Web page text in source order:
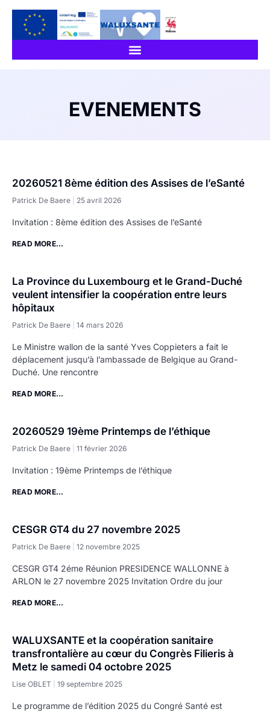
EVENEMENTS
20260521 8ème édition des Assises de l’eSanté
Patrick De Baere 25 avril 2026
Invitation : 8ème édition des Assises de l’eSanté
READ MORE...
La Province du Luxembourg et le Grand-Duché
veulent intensifier la coopération entre leurs
hôpitaux
Patrick De Baere 14 mars 2026
Le Ministre wallon de la santé Yves Coppieters a fait le
déplacement jusqu’à l’ambassade de Belgique au Grand-
Duché. Une rencontre
READ MORE...
20260529 19ème Printemps de l’éthique
Patrick De Baere 11 février 2026
Invitation : 19ème Printemps de l’éthique
READ MORE...
CESGR GT4 du 27 novembre 2025
Patrick De Baere 12 novembre 2025
CESGR GT4 2éme Réunion PRESIDENCE WALLONNE à
ARLON le 27 novembre 2025 Invitation Ordre du jour
READ MORE...
WALUXSANTE et la coopération sanitaire
transfrontalière au cœur du Congrès Filieris à
Metz le samedi 04 octobre 2025
Lise OBLET 19 septembre 2025
Le programme de l’édition 2025 du Congré Santé est